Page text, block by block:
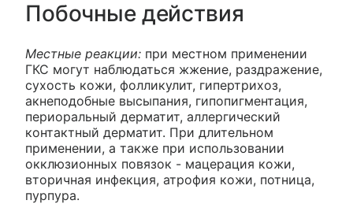
Побочные действия
Местные реакции: при местном применении
ГКС могут наблюдаться жжение, раздражение,
сухость кожи, фолликулит, гипертрихоз,
акнеподобные высыпания, гипопигментация,
периоральный дерматит, аллергический
контактный дерматит. При длительном
применении, а также при использовании
окклюзионных повязок - мацерация кожи,
вторичная инфекция, атрофия кожи, потница,
пурпура.